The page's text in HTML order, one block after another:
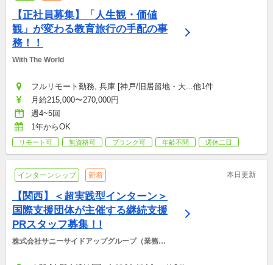
【正社員募集】「人生観・価値
観」が変わる教育旅行の手配の事
務！！
With The World
フルリモート勤務, 兵庫 [神戸/旧居留地・大...他1件
月給215,000〜270,000円
週4~5回
1年からOK
リモート可 無資格可 ブランク可 年齢不問 週休二日
インターンシップ 新着 本日更新
【関西】＜超実践型インターン＞
国際支援団体が主催する継続支援
PRスタッフ募集！!
株式会社サニーサイドアップグループ（業務運